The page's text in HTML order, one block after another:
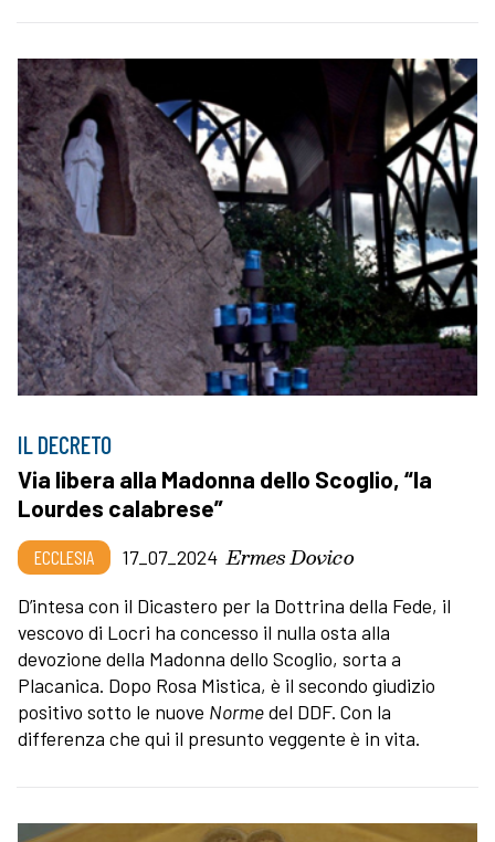
IL DECRETO
Via libera alla Madonna dello Scoglio, “la
Lourdes calabrese”
ECCLESIA 17_07_2024 Ermes Dovico
D’intesa con il Dicastero per la Dottrina della Fede, il
vescovo di Locri ha concesso il nulla osta alla
devozione della Madonna dello Scoglio, sorta a
Placanica. Dopo Rosa Mistica, è il secondo giudizio
positivo sotto le nuove Normedel DDF. Con la
differenza che qui il presunto veggente è in vita.